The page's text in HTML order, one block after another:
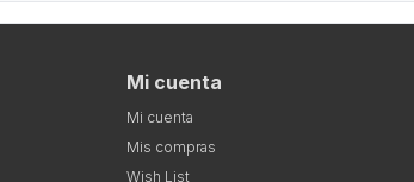
Mi cuenta
Mi cuenta
Mis compras
Wish List